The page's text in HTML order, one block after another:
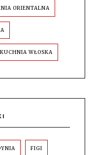
ORIENTALNA
KUCHNIA WŁOSKA
FIGI